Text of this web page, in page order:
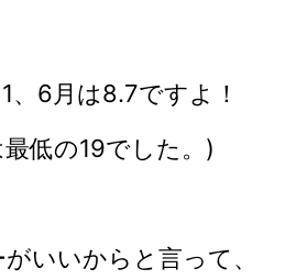
、6月は8.7ですよ！
低の19でした。)
いいからと言って、